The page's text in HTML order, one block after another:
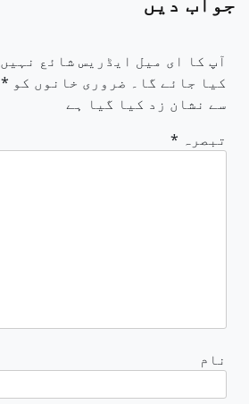
آپ کا ای میل ایڈریس شائع نہیں
کیا جائے گا۔ ضروری خانوں کو *
سے نشان زد کیا گیا ہے
تبصرہ *
نام